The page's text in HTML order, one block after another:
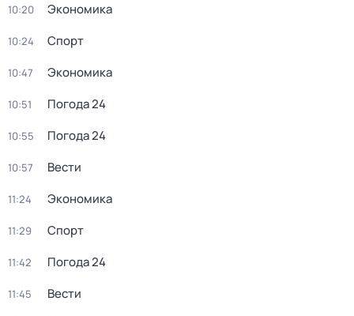
10:20 Экономика
10:24 Спорт
10:47 Экономика
10:51 Погода 24
10:55 Погода 24
10:57 Вести
11:24 Экономика
11:29 Спорт
11:42 Погода 24
11:45 Вести